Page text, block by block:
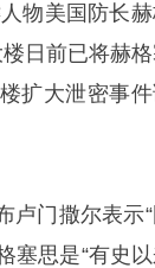
物美国防长
日前已将赫
扩大泄密事件
卢门撒尔表示“
塞思是“有史